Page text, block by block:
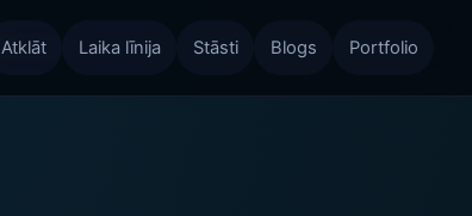
Atklāt Laika līnija Stāsti Blogs Portfolio